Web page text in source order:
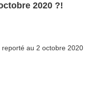
2020 ?!